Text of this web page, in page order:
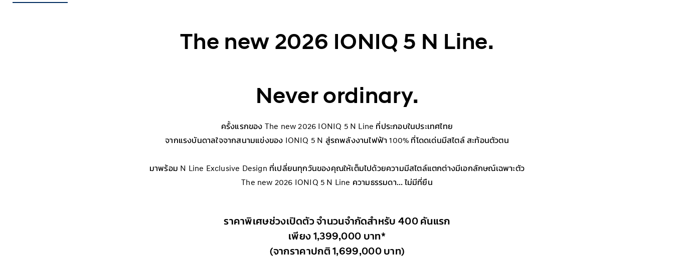
The new 2026 IONIQ 5 N Line.
​Never ordinary.
ครั้งแรกของ The new 2026 IONIQ 5 N Line ที่ประกอบในประเทศไทย
จากแรงบันดาลใจจากสนามแข่งของ IONIQ 5 N สู่รถพลังงานไฟฟ้า 100% ที่โดดเด่นมีสไตล์ สะท้อนตัวตน
มาพร้อม N Line Exclusive Design ที่เปลี่ยนทุกวันของคุณให้เต็มไปด้วยความมีสไตล์แตกต่างมีเอกลักษณ์เฉพาะตัว
The new 2026 IONIQ 5 N Line ความธรรมดา... ไม่มีที่ยืน
ราคาพิเศษช่วงเปิดตัว จำนวนจำกัดสำหรับ 400 คันแรก
เพียง 1,399,000 บาท*
(จากราคาปกติ 1,699,000 บาท)